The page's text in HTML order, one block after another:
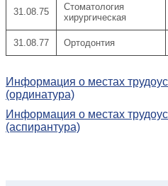
31.08.75
Стоматология
хирургическая
31.08.77 Ортодонтия
Информация о местах
(ординатура)
Информация о местах
(аспирантура)